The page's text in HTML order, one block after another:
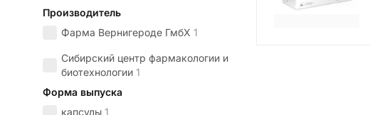
Производитель
Фарма Вернигероде ГмбХ 1
Сибирский центр фармакологии и
биотехнологии 1
Форма выпуска
капсулы 1